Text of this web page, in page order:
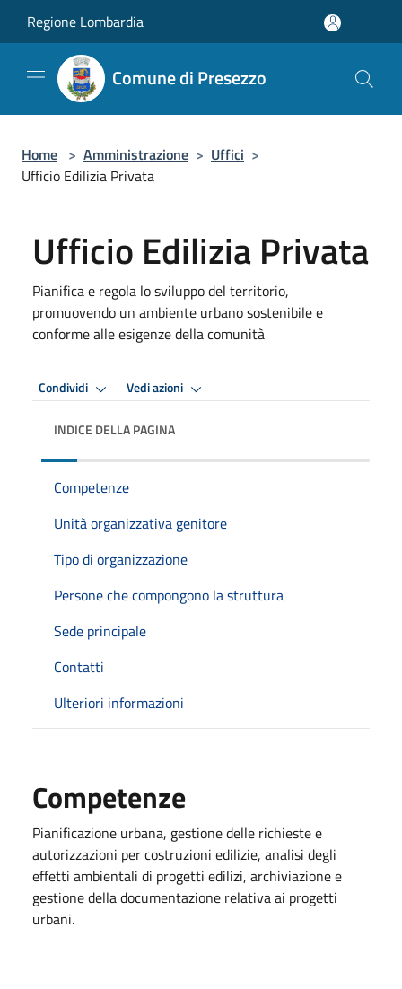
Regione Lombardia
Comune di Presezzo
Home > Amministrazione > Uffici >
Ufficio Edilizia Privata
Ufficio Edilizia Privata
Pianifica e regola lo sviluppo del territorio,
promuovendo un ambiente urbano sostenibile e
conforme alle esigenze della comunità
Condividi Vedi azioni
INDICE DELLA PAGINA
Competenze
Unità organizzativa genitore
Tipo di organizzazione
Persone che compongono la struttura
Sede principale
Contatti
Ulteriori informazioni
Competenze
Pianificazione urbana, gestione delle richieste e
autorizzazioni per costruzioni edilizie, analisi degli
effetti ambientali di progetti edilizi, archiviazione e
gestione della documentazione relativa ai progetti
urbani.